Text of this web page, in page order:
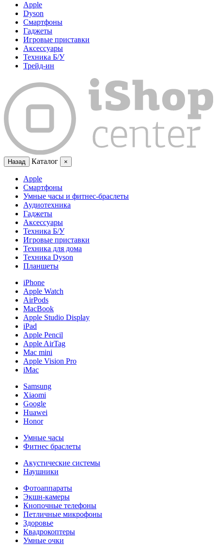
Apple
Dyson
Смартфоны
Гаджеты
Игровые приставки
Аксессуары
Техника Б/У
Трейд-ин
Назад Каталог ×
Apple
Смартфоны
Умные часы и фитнес-браслеты
Аудиотехника
Гаджеты
Аксессуары
Техника Б/У
Игровые приставки
Техника для дома
Техника Dyson
Планшеты
iPhone
Apple Watch
AirPods
MacBook
Apple Studio Display
iPad
Apple Pencil
Apple AirTag
Mac mini
Apple Vision Pro
iMac
Samsung
Xiaomi
Google
Huawei
Honor
Умные часы
Фитнес браслеты
Акустические системы
Наушники
Фотоаппараты
Экшн-камеры
Кнопочные телефоны
Петличные микрофоны
Здоровье
Квадрокоптеры
Умные очки